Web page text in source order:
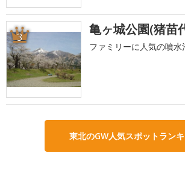
3 亀ヶ城公園(猪苗
ファミリーに人気の噴水
東北のGW人気スポットラン